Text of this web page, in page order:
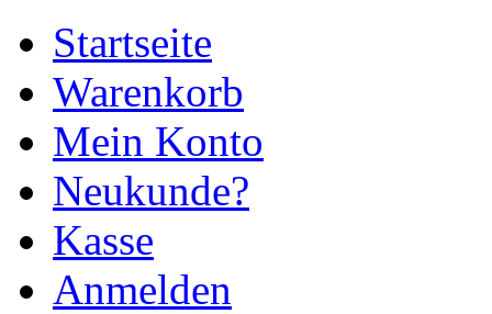
Startseite
Warenkorb
Mein Konto
Neukunde?
Kasse
Anmelden